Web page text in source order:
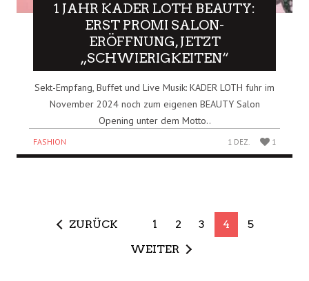
1 JAHR KADER LOTH BEAUTY:
ERST PROMI SALON-
ERÖFFNUNG, JETZT
„SCHWIERIGKEITEN“
Sekt-Empfang, Buffet und Live Musik: KADER LOTH fuhr im
November 2024 noch zum eigenen BEAUTY Salon
Opening unter dem Motto..
FASHION 1 DEZ. 1
ZURÜCK 1 2 3 4
5
WEITER